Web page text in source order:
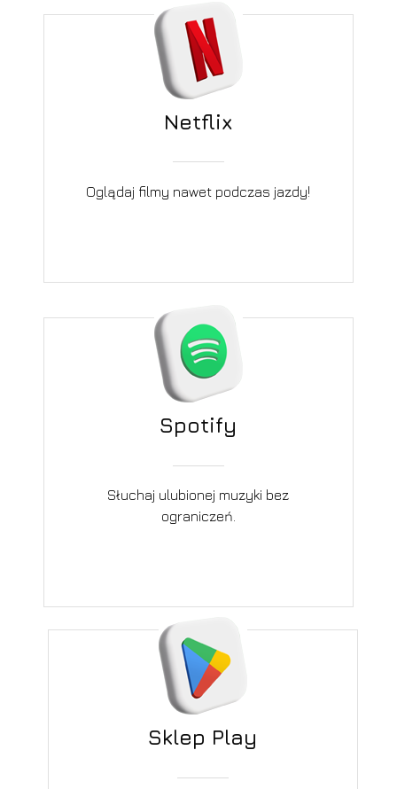
Netflix
Oglądaj filmy nawet podczas jazdy!
Spotify
Słuchaj ulubionej muzyki bez
ograniczeń.
Sklep Play